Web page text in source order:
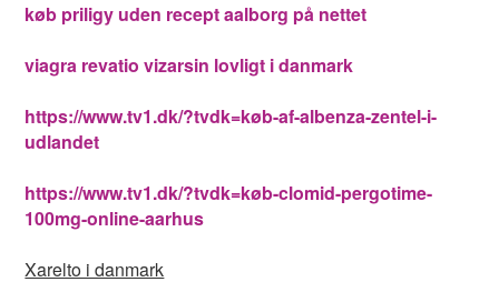
køb priligy uden recept aalborg på nettet
viagra revatio vizarsin lovligt i danmark
https://www.tv1.dk/?tvdk=køb-af-albenza-zentel-i-
udlandet
https://www.tv1.dk/?tvdk=køb-clomid-pergotime-
100mg-online-aarhus
Xarelto i danmark